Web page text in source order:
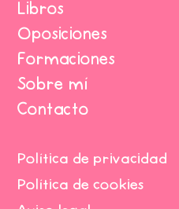
Libros
Oposiciones
Formaciones
Sobre mí
Contacto
Política de privacidad
Política de cookies